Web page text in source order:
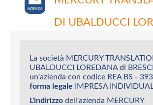
DI UBALDUCCI
La società MERCURY
UBALDUCCI LOREDANA di
un'azienda con codice REA BS -
forma legale IMPRESA
L'indirizzo dell'azienda MERCURY